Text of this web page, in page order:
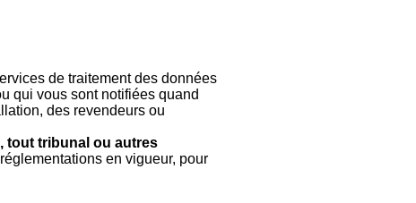
de traitement des données
qui vous sont notifiées quand
des revendeurs ou
tout tribunal ou autres
en vigueur, pour